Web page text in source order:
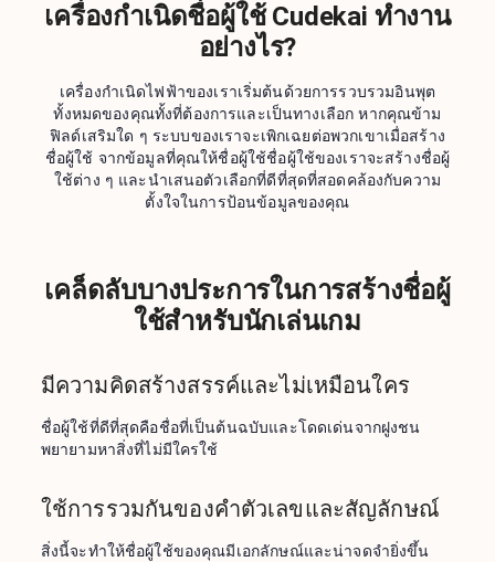
เครื่องกำเนิดชื่อผู้ใช้ Cudekai ทำงาน
อย่างไร?
เครื่องกำเนิดไฟฟ้าของเราเริ่มต้นด้วยการรวบรวมอินพุต
ทั้งหมดของคุณทั้งที่ต้องการและเป็นทางเลือก หากคุณข้าม
ฟิลด์เสริมใด ๆ ระบบของเราจะเพิกเฉยต่อพวกเขาเมื่อสร้าง
ชื่อผู้ใช้ จากข้อมูลที่คุณให้ชื่อผู้ใช้ชื่อผู้ใช้ของเราจะสร้างชื่อผู้
ใช้ต่าง ๆ และนำเสนอตัวเลือกที่ดีที่สุดที่สอดคล้องกับความ
ตั้งใจในการป้อนข้อมูลของคุณ
เคล็ดลับบางประการในการสร้างชื่อผู้
ใช้สำหรับนักเล่นเกม
มีความคิดสร้างสรรค์และไม่เหมือนใคร
ชื่อผู้ใช้ที่ดีที่สุดคือชื่อที่เป็นต้นฉบับและโดดเด่นจากฝูงชน
พยายามหาสิ่งที่ไม่มีใครใช้
ใช้การรวมกันของคำตัวเลขและสัญลักษณ์
สิ่งนี้จะทำให้ชื่อผู้ใช้ของคุณมีเอกลักษณ์และน่าจดจำยิ่งขึ้น